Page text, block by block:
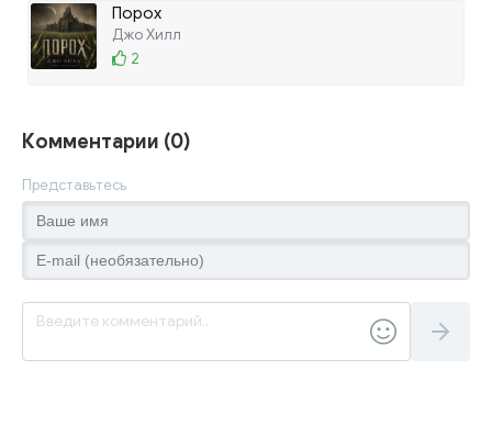
Порох
Джо Хилл
2
Комментарии (0)
Представьтесь